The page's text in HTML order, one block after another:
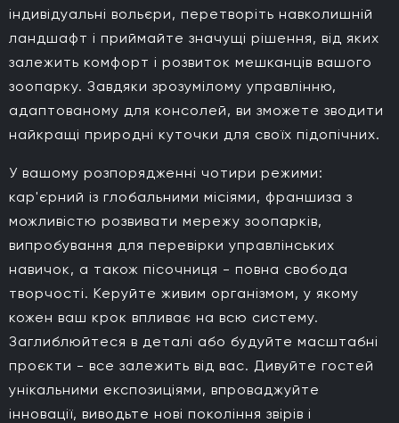
індивідуальні вольєри, перетворіть навколишній
ландшафт і приймайте значущі рішення, від яких
залежить комфорт і розвиток мешканців вашого
зоопарку. Завдяки зрозумілому управлінню,
адаптованому для консолей, ви зможете зводити
найкращі природні куточки для своїх підопічних.
У вашому розпорядженні чотири режими:
кар'єрний із глобальними місіями, франшиза з
можливістю розвивати мережу зоопарків,
випробування для перевірки управлінських
навичок, а також пісочниця - повна свобода
творчості. Керуйте живим організмом, у якому
кожен ваш крок впливає на всю систему.
Заглиблюйтеся в деталі або будуйте масштабні
проєкти - все залежить від вас. Дивуйте гостей
унікальними експозиціями, впроваджуйте
інновації, виводьте нові покоління звірів і